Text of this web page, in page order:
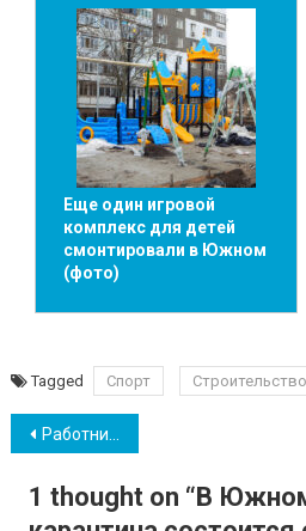
Еще один игровой
комплекс для детей
смонтировали в Южном
(фото)
Tagged Спорт Строительство
Навігація
записів
Работникам порта “Южный” повысили заработную плату
1 thought on “В